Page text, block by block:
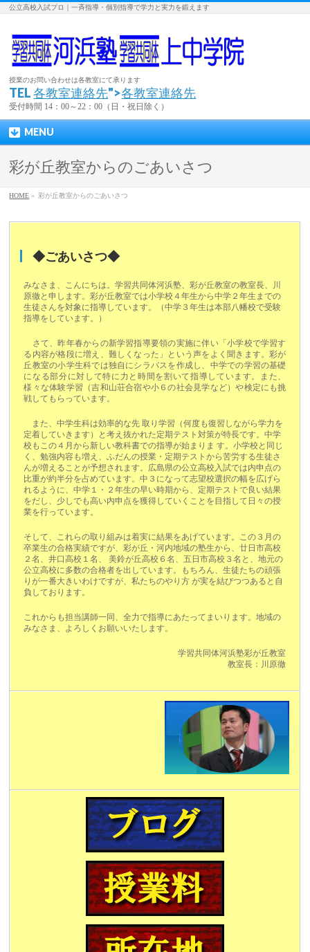
公立高校入試プロ｜一斉指導・個別指導で学力と実力を鍛えます
授業のお問い合わせは各教室にて承ります
TEL各教室連絡先">各教室連絡先
受付時間 14：00～22：00（日・祝日除く）
MENU
彩が丘教室からのごあいさつ
HOME » 彩が丘教室からのごあいさつ
◆ごあいさつ◆
みなさま、こんにちは。学習共同体河浜塾、彩が丘教室の教室長、川
原徹と申します。彩が丘教室では小学校４年生から中学２年生までの
生徒さんを対象に指導しています。（中学３年生は本部八幡校で受験
指導をしています。）
さて、昨年春からの新学習指導要領の実施に伴い「小学校で学習す
る内容が格段に増え、難しくなった」という声をよく聞きます。彩が
丘教室の小学生科では独自にシラバスを作成し、中学での学習の基礎
になる部分に対して特に力と時間を割いて指導しています。また、
様々な体験学習（吉和山荘合宿や小６の社会見学など）や検定にも挑
戦してもらっています。
また、中学生科は効率的な先 取り学習（何度も復習しながら学力を
定着していきます）と考え抜かれた定期テスト対策が特長です。中学
校もこの４月から新しい教科書での指導が始まりま す。小学校と同じ
く、勉強内容も増え、ふだんの授業・定期テストから苦労する生徒さ
んが増えることが予想されます。広島県の公立高校入試では内申点の
比重が約半分を占めています。中３になって志望校選択の幅を広げら
れるように、中学１・２年生の早い時期から、定期テストで良い結果
をだし、少しでも高い内申点を獲得していくことを目指して日々の授
業を行っています。
そして、これらの取り組みは着実に結果をあげています。この３月の
卒業生の合格実績ですが、彩が丘・河内地域の塾生から、廿日市高校
２名、井口高校１名、 美鈴が丘高校６名、五日市高校３名と、地元の
公立高校に多数の合格者を出しています。もちろん、生徒たちの頑張
りが一番大きいわけですが、私たちのやり方 が実を結びつつあると自
負しております。
これからも担当講師一同、全力で指導にあたってまいります。地域の
みなさま、よろしくお願いいたします。
学習共同体河浜塾彩が丘教室
教室長：川原徹